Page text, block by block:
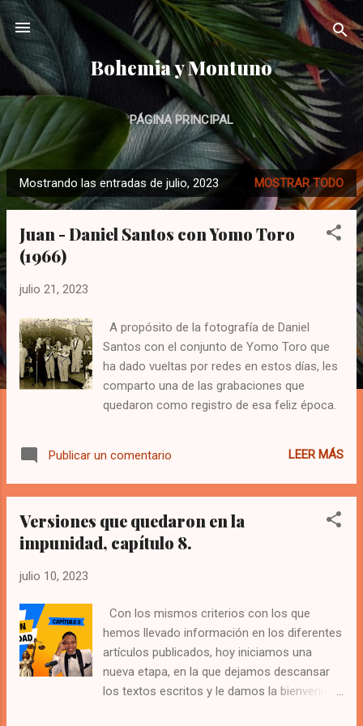
Ir al contenido principal
Bohemia y Montuno
PÁGINA PRINCIPAL
E
n
Mostrando las entradas de julio, 2023 MOSTRAR TODO
Juan - Daniel Santos con Yomo Toro
(1966)
julio 21, 2023
A propósito de la fotografía de Daniel
Santos con el conjunto de Yomo Toro que
ha dado vueltas por redes en estos días, les
comparto una de las grabaciones que
quedaron como registro de esa feliz época.
Publicar un comentario LEER MÁS
Versiones que quedaron en la
impunidad, capítulo 8.
julio 10, 2023
Con los mismos criterios con los que
hemos llevado información en los diferentes
artículos publicados, hoy iniciamos una
nueva etapa, en la que dejamos descansar
los textos escritos y le damos la bienvenida